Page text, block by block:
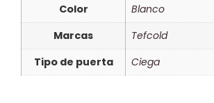
Color
Blanco
Marcas
Tefcold
Tipo de puerta
Ciega